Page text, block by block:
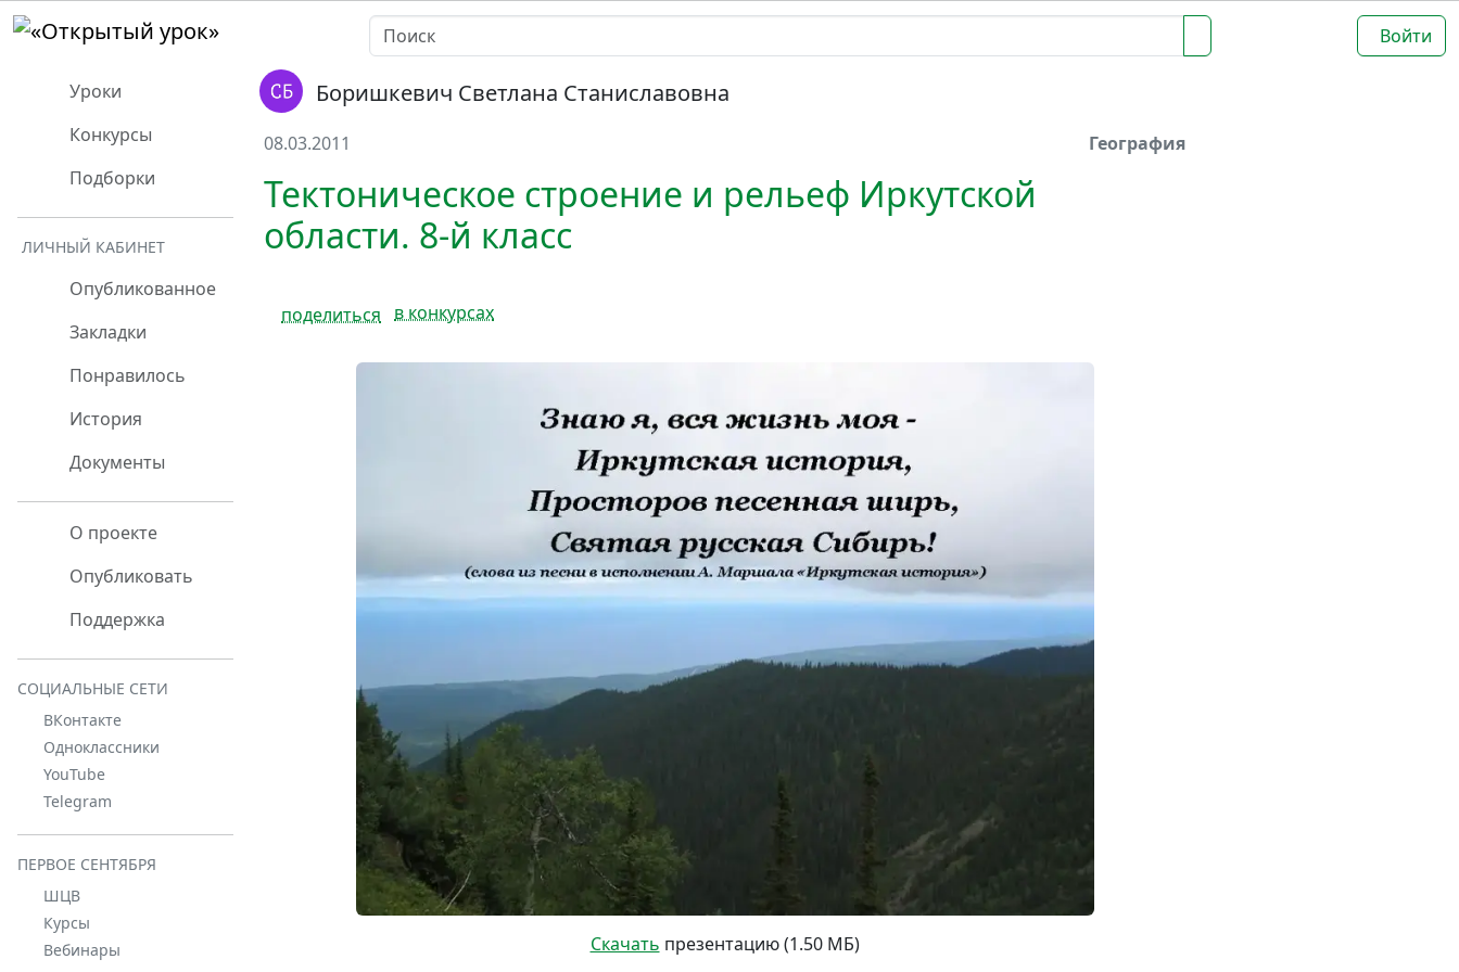
Войти
Уроки
Конкурсы
Подборки
ЛИЧНЫЙ КАБИНЕТ
Опубликованное
Закладки
Понравилось
История
Документы
О проекте
Опубликовать
Поддержка
СОЦИАЛЬНЫЕ СЕТИ
ВКонтакте
Одноклассники
YouTube
Telegram
ПЕРВОЕ СЕНТЯБРЯ
ШЦВ
Курсы
Вебинары
Боришкевич Светлана Станиславовна
08.03.2011 География
Тектоническое строение и рельеф Иркутской
области. 8-й класс
поделиться в конкурсах
Скачать презентацию (1.50 МБ)